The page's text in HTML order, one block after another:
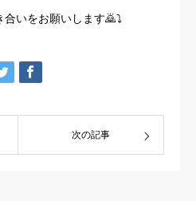
合いをお願いします🙇⤵️
次の記事